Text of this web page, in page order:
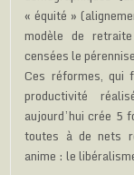
« équité »
modèle de
censées le
Ces réformes, qui
productivité
aujourd’hui crée 5
toutes à de nets
anime : le